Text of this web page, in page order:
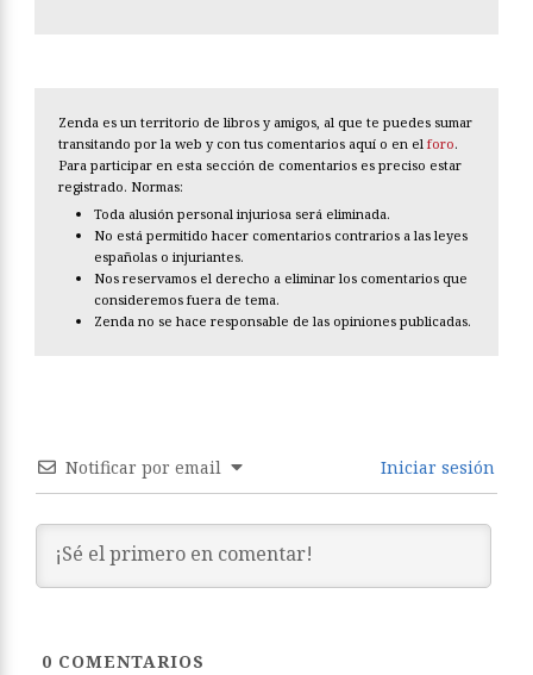
Zenda es un territorio de libros y amigos, al que te puedes sumar
transitando por la web y con tus comentarios aquí o en el foro.
Para participar en esta sección de comentarios es preciso estar
registrado. Normas:
Toda alusión personal injuriosa será eliminada.
No está permitido hacer comentarios contrarios a las leyes
españolas o injuriantes.
Nos reservamos el derecho a eliminar los comentarios que
consideremos fuera de tema.
Zenda no se hace responsable de las opiniones publicadas.
Notificar por email Iniciar sesión
0 COMENTARIOS